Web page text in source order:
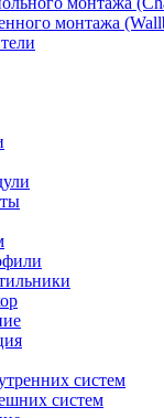
систем
систем